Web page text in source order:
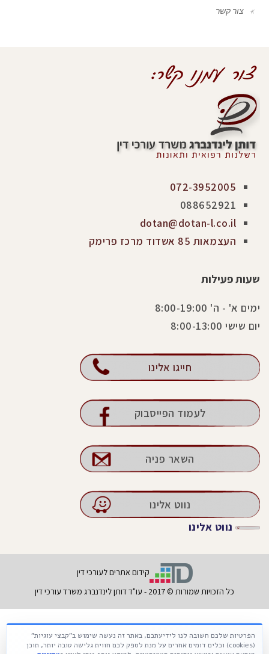
צור קשר
072-3952005
088652921
dotan@dotan-l.co.il
העצמאות 85 אשדוד מרכז פרימק
שעות פעילות
ימים א' - ה' 8:00-19:00
יום שישי 8:00-13:00
חייגו אלינו
לעמוד הפייסבוק
השאר פניה
נווט אלינו
נווט אלינו
קידום אתרים לעורכי דין
כל הזכויות שמורות © 2017 - עו"ד דותן לינדנברג משרד עורכי דין
הפרטיות שלכם חשובה לנו לידיעתכם, באתר זה נעשה שימוש ב"קבצי עוגיות"
(cookies) וכלים דומים אחרים על מנת לספק לכם חווית גלישה טובה יותר, תוכן
Français עברית Русский